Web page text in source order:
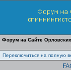
Форум на Сайте
Переключиться на полную